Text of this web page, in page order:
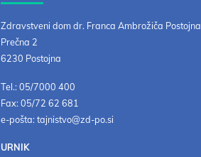
Zdravstveni dom dr. Franca Ambrožiča Postojna
Prečna 2
6230 Postojna
Tel.: 05/7000 400
Fax: 05/72 62 681
e-pošta: tajnistvo@zd-po.si
URNIK